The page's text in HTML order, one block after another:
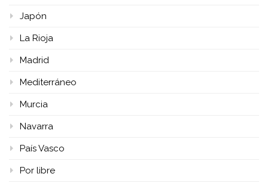
Japón
La Rioja
Madrid
Mediterráneo
Murcia
Navarra
País Vasco
Por libre